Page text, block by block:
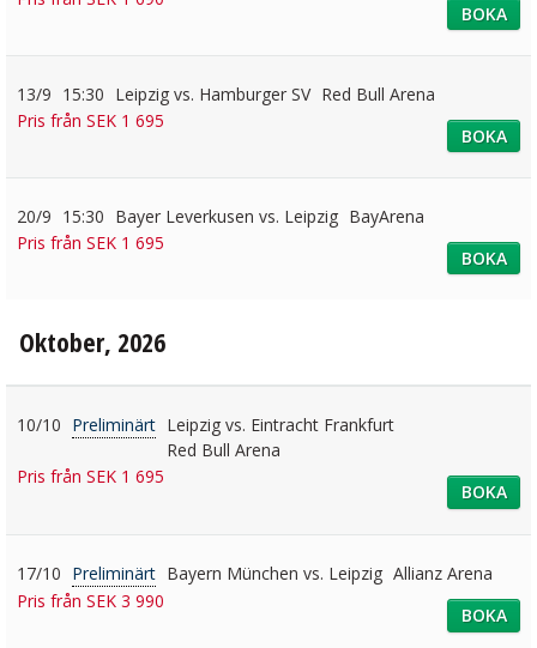
BOKA
13/9 15:30 Leipzig vs. Hamburger SV Red Bull Arena
Pris från SEK 1 695
BOKA
20/9 15:30 Bayer Leverkusen vs. Leipzig BayArena
Pris från SEK 1 695
BOKA
Oktober, 2026
10/10 Preliminärt Leipzig vs. Eintracht Frankfurt
Red Bull Arena
Pris från SEK 1 695
BOKA
17/10 Preliminärt Bayern München vs. Leipzig Allianz Arena
Pris från SEK 3 990
BOKA